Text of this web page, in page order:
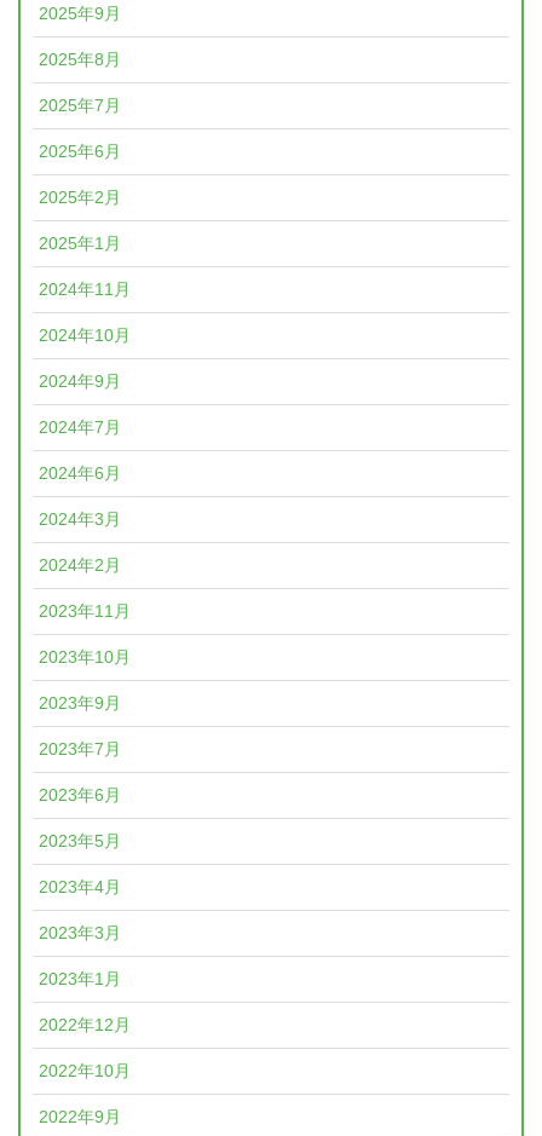
2025年9月
2025年8月
2025年7月
2025年6月
2025年2月
2025年1月
2024年11月
2024年10月
2024年9月
2024年7月
2024年6月
2024年3月
2024年2月
2023年11月
2023年10月
2023年9月
2023年7月
2023年6月
2023年5月
2023年4月
2023年3月
2023年1月
2022年12月
2022年10月
2022年9月